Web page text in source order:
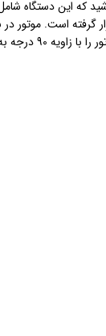
که این دستگاه
است. موتور در
پایین هدایت کند.